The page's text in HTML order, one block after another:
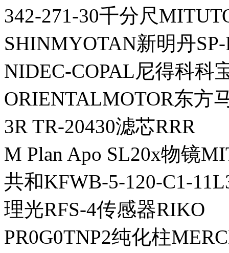
342-271-30千分尺
SHINMYOTAN新明丹
NIDEC-COPAL尼得科科
ORIENTALMOTOR东方
3R TR-20430滤芯RRR
M Plan Apo SL20x物镜
共和KFWB-5-120-C1-
理光RFS-4传感器RIKO
PR0G0TNP2纯化柱